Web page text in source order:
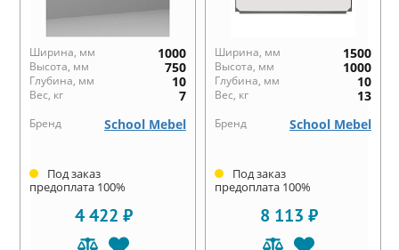
Ширина, мм 1000
Высота, мм 750
Глубина, мм 10
Вес, кг 7
Бренд School Mebel
Под заказ
предоплата 100%
4 422 ₽
Ширина, мм 1500
Высота, мм 1000
Глубина, мм 10
Вес, кг 13
Бренд School Mebel
Под заказ
предоплата 100%
8 113 ₽